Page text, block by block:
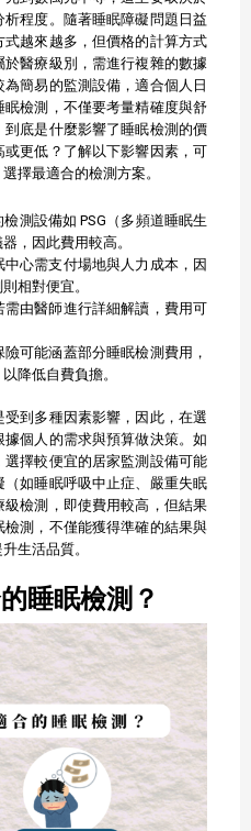
程度。隨著睡眠障礙問題日益
越來越多，但價格的計算方式
醫療級別，需進行複雜的數據
簡易的監測設備，適合個人日
檢測，不僅要考量精確度與舒
底是什麼影響了睡眠檢測的價
更低？了解以下影響因素，可
擇最適合的檢測方案。
測設備如 PSG（多頻道睡眠生
，因此費用較高。
中心需支付場地與人力成本，因
相對便宜。
需由醫師進行詳細解讀，費用可
可能涵蓋部分睡眠檢測費用，
降低自費負擔。
到多種因素影響，因此，在選
個人的需求與預算做決策。如
擇較便宜的居家監測設備可能
如睡眠呼吸中止症、嚴重失眠
檢測，即使費用較高，但結果
測，不僅能獲得準確的結果與
生活品質。
睡眠檢測？